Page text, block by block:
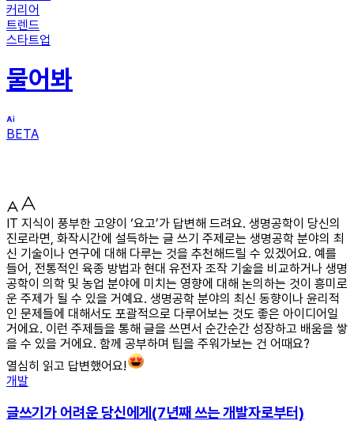
커리어
트렌드
스타트업
물어봐
BETA
IT 지식이 풍부한 고양이 ‘요고’가 답변해 드려요. 생명공학이 당신의
진로라면, 화작시간에 설득하는 글 쓰기 주제로는 생명공학 분야의 최
신 기술이나 연구에 대해 다루는 것을 추천해드릴 수 있겠어요. 예를
들어, 전통적인 육종 방법과 현대 유전자 조작 기술을 비교하거나 생명
공학이 의학 및 농업 분야에 미치는 영향에 대해 논의하는 것이 흥미로
운 주제가 될 수 있을 거예요. 생명공학 분야의 최신 동향이나 윤리적
인 문제들에 대해서도 포괄적으로 다루어보는 것도 좋은 아이디어일
거에요. 이런 주제들을 통해 글을 쓰면서 순간순간 성장하고 배움을 쌓
을 수 있을 거에요. 함께 공부하며 팁을 주워가보는 건 어때요?
열심히 읽고 답변했어요!
개발
글쓰기가 어려운 당신에게(7년째 쓰는 개발자로부터)